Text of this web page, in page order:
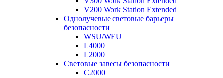
V200 Work Station Extended
Однолучевые световые барьеры
безопасности
WSU/WEU
L4000
L2000
Световые завесы безопасности
C2000